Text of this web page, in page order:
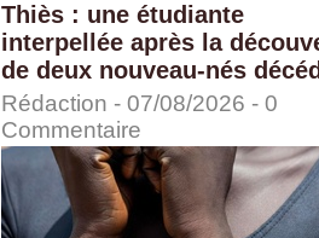
Thiès : une étudiante
interpellée après la
de deux nouveau-nés
Rédaction - 07/08/2026 - 0
Commentaire